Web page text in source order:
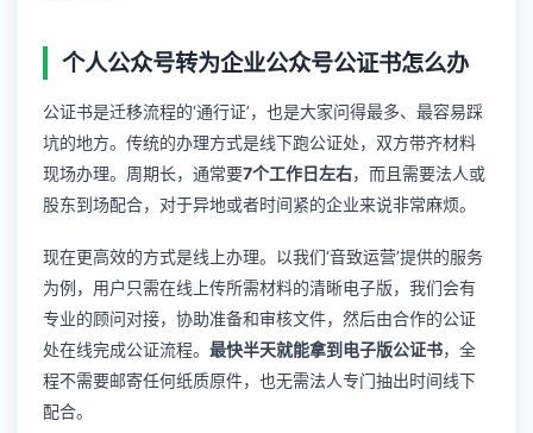
个人公众号转为企业公众号公证书怎么办
公证书是迁移流程的‘通行证’，也是大家问得最多、最容易踩
坑的地方。传统的办理方式是线下跑公证处，双方带齐材料
现场办理。周期长，通常要7个工作日左右，而且需要法人或
股东到场配合，对于异地或者时间紧的企业来说非常麻烦。
现在更高效的方式是线上办理。以我们‘音致运营’提供的服务
为例，用户只需在线上传所需材料的清晰电子版，我们会有
专业的顾问对接，协助准备和审核文件，然后由合作的公证
处在线完成公证流程。 最快半天就能拿到电子版公证书，全
程不需要邮寄任何纸质原件，也无需法人专门抽出时间线下
配合。